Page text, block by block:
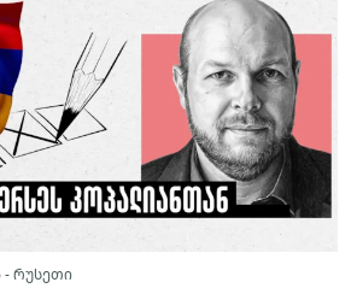
- რუსეთი